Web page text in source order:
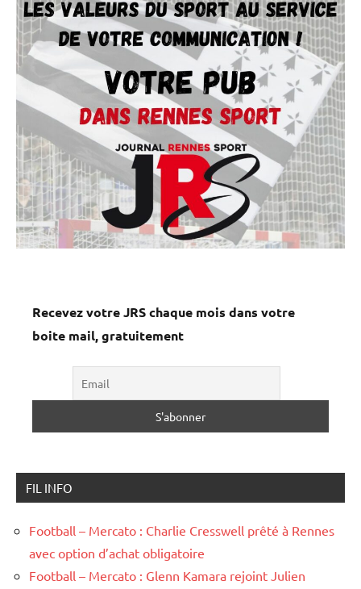
Recevez votre JRS chaque mois dans votre
boite mail, gratuitement
FIL INFO
Football – Mercato : Charlie Cresswell prêté à Rennes
avec option d’achat obligatoire
Football – Mercato : Glenn Kamara rejoint Julien